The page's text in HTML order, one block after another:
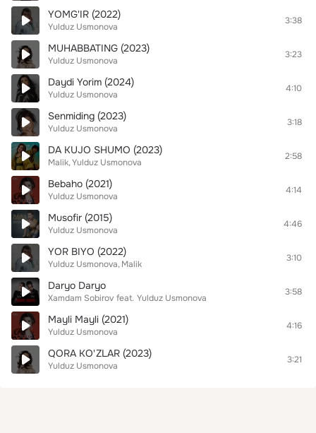
YOMG'IR (2022)
Yulduz Usmonova
3:38
MUHABBATING (2023)
Yulduz Usmonova
3:23
Daydi Yorim (2024)
Yulduz Usmonova
4:10
Senmiding (2023)
Yulduz Usmonova
3:18
DA KUJO SHUMO (2023)
Malik Yulduz Usmonova
2:58
Bebaho (2021)
Yulduz Usmonova
4:14
Musofir (2015)
Yulduz Usmonova
4:46
YOR BIYO (2022)
Yulduz Usmonova Malik
3:10
Daryo Daryo
Xamdam Sobirov feat. Yulduz Usmonova
3:58
Mayli Mayli (2021)
Yulduz Usmonova
4:16
QORA KO'ZLAR (2023)
Yulduz Usmonova
3:21